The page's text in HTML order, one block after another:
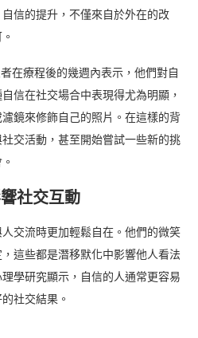
信的提升，不僅來自於外在的改
在療程後的幾週內表示，他們對自
信在社交場合中表現得尤為明顯，
鏡來修飾自己的照片。在這樣的背
交活動，甚至開始嘗試一些新的挑
社交互動
交流時更加輕鬆自在。他們的微笑
這些都是潛移默化中影響他人看法
學研究顯示，自信的人通常更容易
社交結果。